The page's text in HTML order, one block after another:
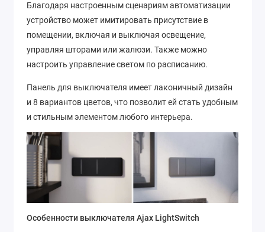
Благодаря настроенным сценариям автоматизации
устройство может имитировать присутствие в
помещении, включая и выключая освещение,
управляя шторами или жалюзи. Также можно
настроить управление светом по расписанию.
Панель для выключателя имеет лаконичный дизайн
и 8 вариантов цветов, что позволит ей стать удобным
и стильным элементом любого интерьера.
Особенности выключателя Ajax LightSwitch